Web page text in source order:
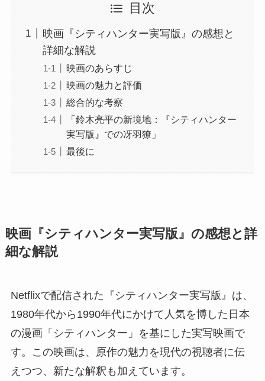
目次
映画『シティハンター実写版』の感想と
詳細な解説
映画のあらすじ
映画の魅力と評価
総合的な考察
「鈴木亮平の新境地：『シティハンター
実写版』での冴羽獠」
最後に
映画『シティハンター実写版』の感想と詳
細な解説
Netflixで配信された『シティハンター実写版』は、
1980年代から1990年代にかけて人気を博した日本
の漫画「シティハンター」を基にした実写映画で
す。この映画は、原作の魅力を現代の視聴者に伝
えつつ、新たな解釈も加えています。